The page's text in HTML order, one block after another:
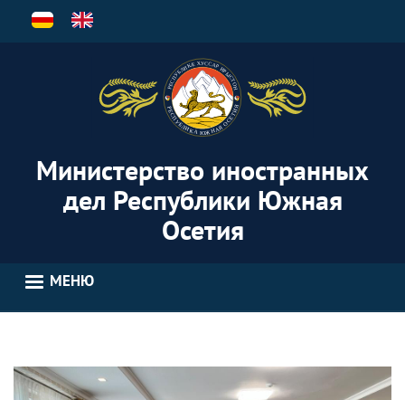
Перейти
Министерство иностранных
дел Республики Южная
Осетия
МЕНЮ